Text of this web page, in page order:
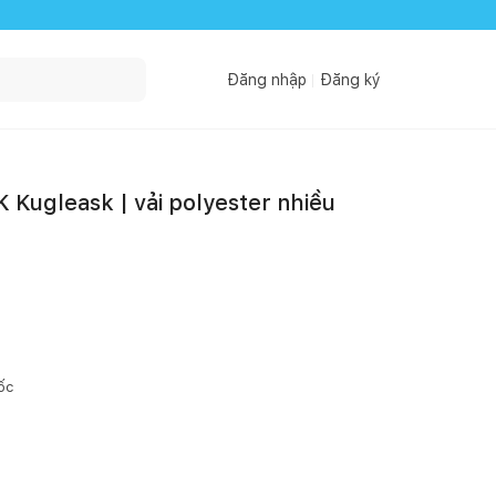
Đăng nhập Đăng ký
Kugleask | vải polyester nhiều